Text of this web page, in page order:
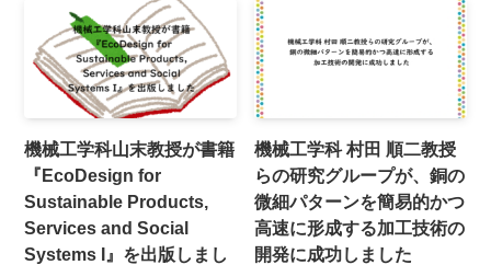
機械工学科山末教授が書籍
『EcoDesign for
Sustainable Products,
Services and Social
Systems I』を出版しまし
機械工学科 村田 順二教授
らの研究グループが、銅の
微細パターンを簡易的かつ
高速に形成する加工技術の
開発に成功しました